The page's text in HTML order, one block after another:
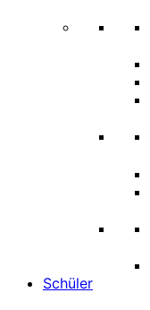
Schüler